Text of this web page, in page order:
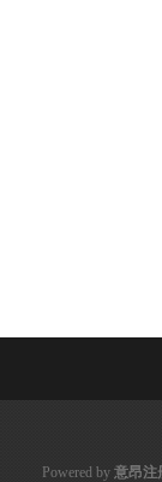
Powered by 意昂注